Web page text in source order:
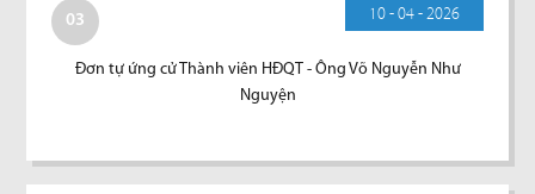
03 10 - 04 - 2026
Đơn tự ứng cử Thành viên HĐQT - Ông Võ Nguyễn Như
Nguyện